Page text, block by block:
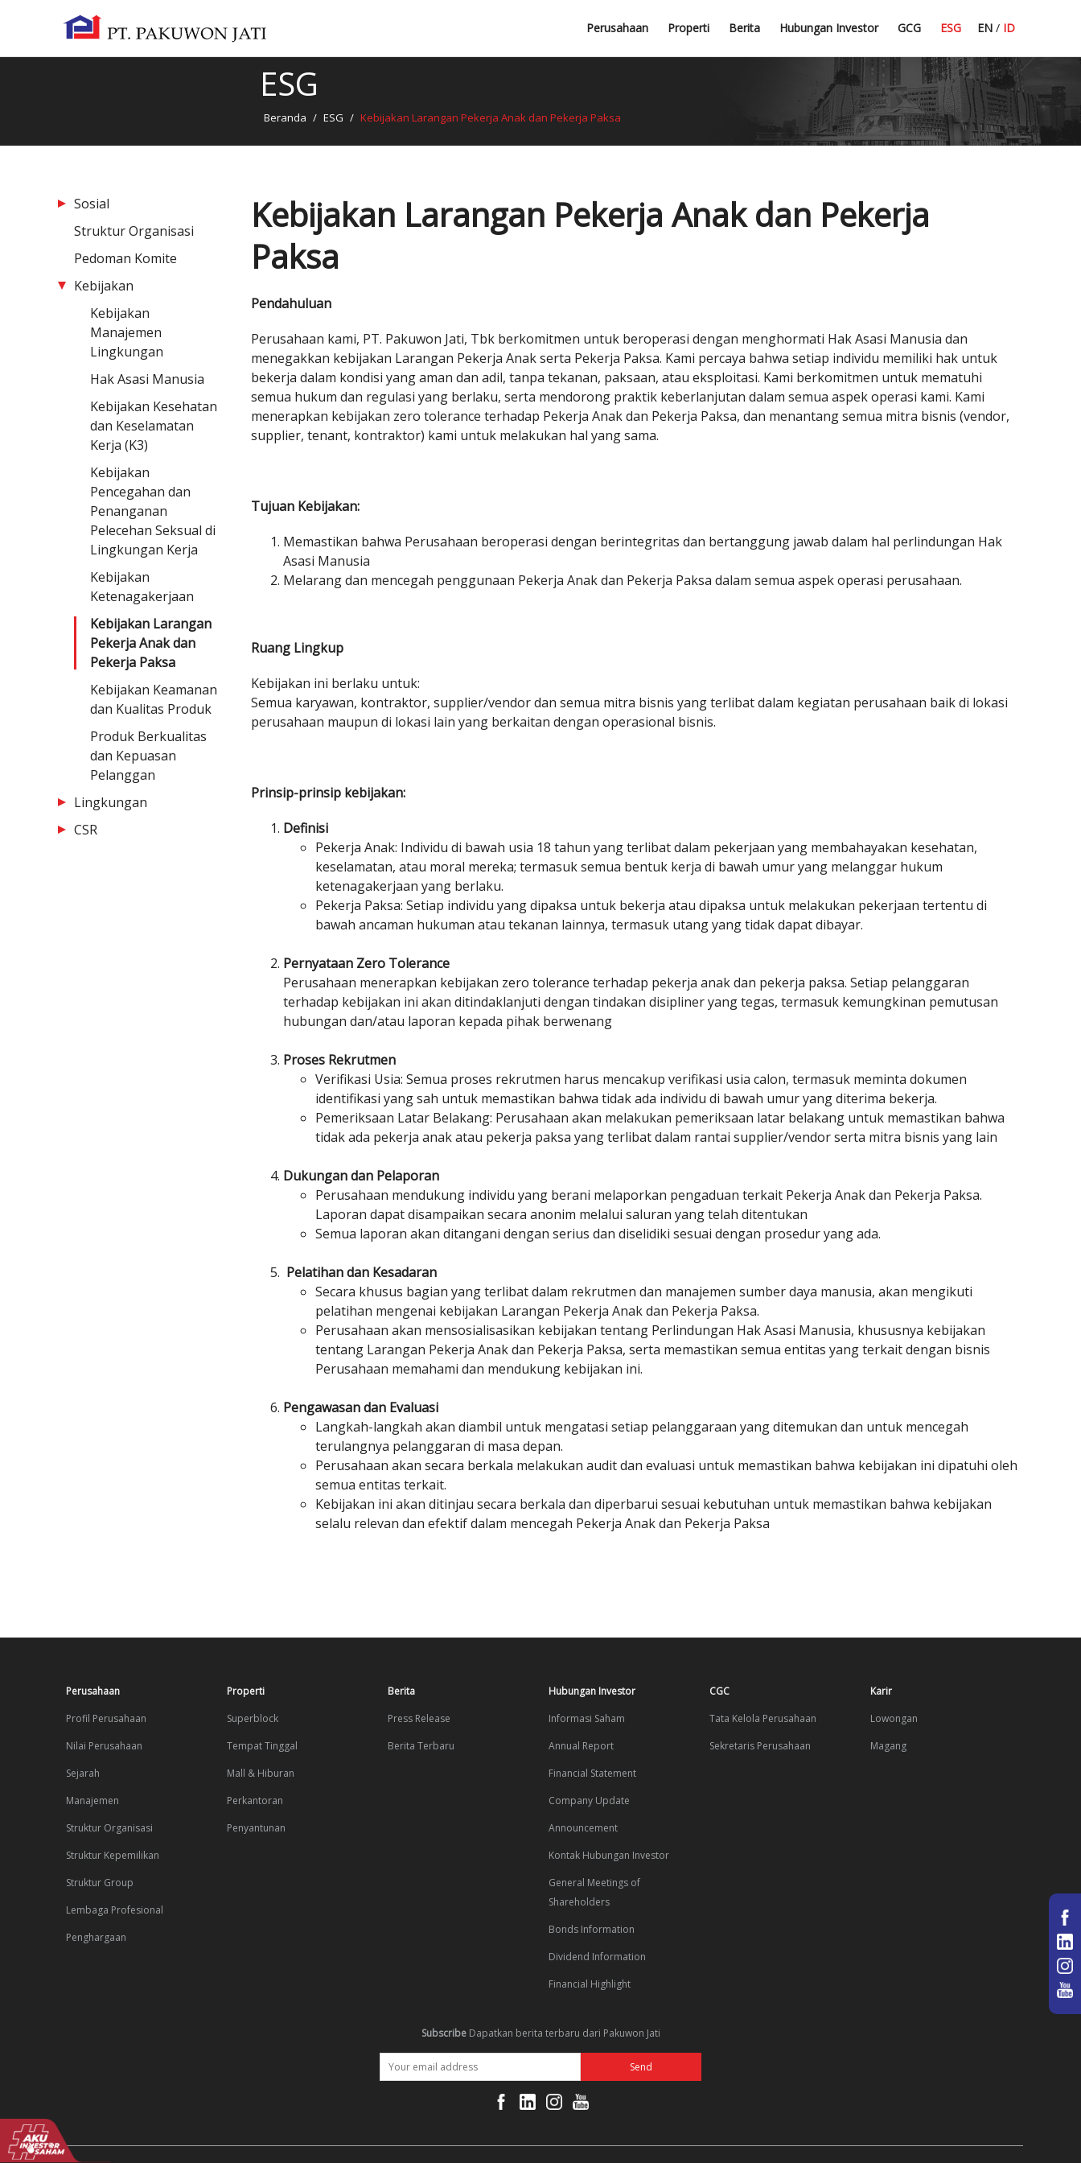
Perusahaan
Penghargaan
Properti Berita
Berita TerbaruHubungan Investor
Financial Highlight
GCG
Sekretaris Perusahaan
ESG
CSR
EN / ID
ESG
Beranda / ESG / Kebijakan Larangan Pekerja Anak dan Pekerja Paksa
Sosial
Struktur Organisasi
Pedoman Komite
Kebijakan
Kebijakan
Manajemen
Lingkungan
Hak Asasi Manusia
Kebijakan Kesehatan
dan Keselamatan
Kerja (K3)
Kebijakan
Pencegahan dan
Penanganan
Pelecehan Seksual di
Lingkungan Kerja
Kebijakan
Ketenagakerjaan
Kebijakan Larangan
Pekerja Anak dan
Pekerja Paksa
Kebijakan Keamanan
dan Kualitas Produk
Produk Berkualitas
dan Kepuasan
Pelanggan
Lingkungan
CSR
Kebijakan Larangan Pekerja Anak dan Pekerja
Paksa
Pendahuluan
Perusahaan kami, PT. Pakuwon Jati, Tbk berkomitmen untuk beroperasi dengan menghormati Hak Asasi Manusia dan
menegakkan kebijakan Larangan Pekerja Anak serta Pekerja Paksa. Kami percaya bahwa setiap individu memiliki hak untuk
bekerja dalam kondisi yang aman dan adil, tanpa tekanan, paksaan, atau eksploitasi. Kami berkomitmen untuk mematuhi
semua hukum dan regulasi yang berlaku, serta mendorong praktik keberlanjutan dalam semua aspek operasi kami. Kami
menerapkan kebijakan zero tolerance terhadap Pekerja Anak dan Pekerja Paksa, dan menantang semua mitra bisnis (vendor,
supplier, tenant, kontraktor) kami untuk melakukan hal yang sama.
Tujuan Kebijakan:
Memastikan bahwa Perusahaan beroperasi dengan berintegritas dan bertanggung jawab dalam hal perlindungan Hak
Asasi Manusia
Melarang dan mencegah penggunaan Pekerja Anak dan Pekerja Paksa dalam semua aspek operasi perusahaan.
Ruang Lingkup
Kebijakan ini berlaku untuk:
Semua karyawan, kontraktor, supplier/vendor dan semua mitra bisnis yang terlibat dalam kegiatan perusahaan baik di lokasi
perusahaan maupun di lokasi lain yang berkaitan dengan operasional bisnis.
Prinsip-prinsip kebijakan:
Definisi
Pekerja Anak: Individu di bawah usia 18 tahun yang terlibat dalam pekerjaan yang membahayakan kesehatan,
keselamatan, atau moral mereka; termasuk semua bentuk kerja di bawah umur yang melanggar hukum
ketenagakerjaan yang berlaku.
Pekerja Paksa: Setiap individu yang dipaksa untuk bekerja atau dipaksa untuk melakukan pekerjaan tertentu di
bawah ancaman hukuman atau tekanan lainnya, termasuk utang yang tidak dapat dibayar.
Pernyataan Zero Tolerance
Perusahaan menerapkan kebijakan zero tolerance terhadap pekerja anak dan pekerja paksa. Setiap pelanggaran
terhadap kebijakan ini akan ditindaklanjuti dengan tindakan disipliner yang tegas, termasuk kemungkinan pemutusan
hubungan dan/atau laporan kepada pihak berwenang
Proses Rekrutmen
Verifikasi Usia: Semua proses rekrutmen harus mencakup verifikasi usia calon, termasuk meminta dokumen
identifikasi yang sah untuk memastikan bahwa tidak ada individu di bawah umur yang diterima bekerja.
Pemeriksaan Latar Belakang: Perusahaan akan melakukan pemeriksaan latar belakang untuk memastikan bahwa
tidak ada pekerja anak atau pekerja paksa yang terlibat dalam rantai supplier/vendor serta mitra bisnis yang lain
Dukungan dan Pelaporan
Perusahaan mendukung individu yang berani melaporkan pengaduan terkait Pekerja Anak dan Pekerja Paksa.
Laporan dapat disampaikan secara anonim melalui saluran yang telah ditentukan
Semua laporan akan ditangani dengan serius dan diselidiki sesuai dengan prosedur yang ada.
Pelatihan dan Kesadaran
Secara khusus bagian yang terlibat dalam rekrutmen dan manajemen sumber daya manusia, akan mengikuti
pelatihan mengenai kebijakan Larangan Pekerja Anak dan Pekerja Paksa.
Perusahaan akan mensosialisasikan kebijakan tentang Perlindungan Hak Asasi Manusia, khususnya kebijakan
tentang Larangan Pekerja Anak dan Pekerja Paksa, serta memastikan semua entitas yang terkait dengan bisnis
Perusahaan memahami dan mendukung kebijakan ini.
Pengawasan dan Evaluasi
Langkah-langkah akan diambil untuk mengatasi setiap pelanggaraan yang ditemukan dan untuk mencegah
terulangnya pelanggaran di masa depan.
Perusahaan akan secara berkala melakukan audit dan evaluasi untuk memastikan bahwa kebijakan ini dipatuhi oleh
semua entitas terkait.
Kebijakan ini akan ditinjau secara berkala dan diperbarui sesuai kebutuhan untuk memastikan bahwa kebijakan
selalu relevan dan efektif dalam mencegah Pekerja Anak dan Pekerja Paksa
Perusahaan
Profil Perusahaan
Nilai Perusahaan
Sejarah
Manajemen
Struktur Organisasi
Struktur Kepemilikan
Struktur Group
Lembaga Profesional
Penghargaan
Properti
Superblock
Tempat Tinggal
Mall & Hiburan
Perkantoran
Penyantunan
Berita
Press Release
Berita Terbaru
Hubungan Investor
Informasi Saham
Annual Report
Financial Statement
Company Update
Announcement
Kontak Hubungan Investor
General Meetings of
Shareholders
Bonds Information
Dividend Information
Financial Highlight
CGC
Tata Kelola Perusahaan
Sekretaris Perusahaan
Karir
Lowongan
Magang
SubscribeDapatkan berita terbaru dari Pakuwon Jati